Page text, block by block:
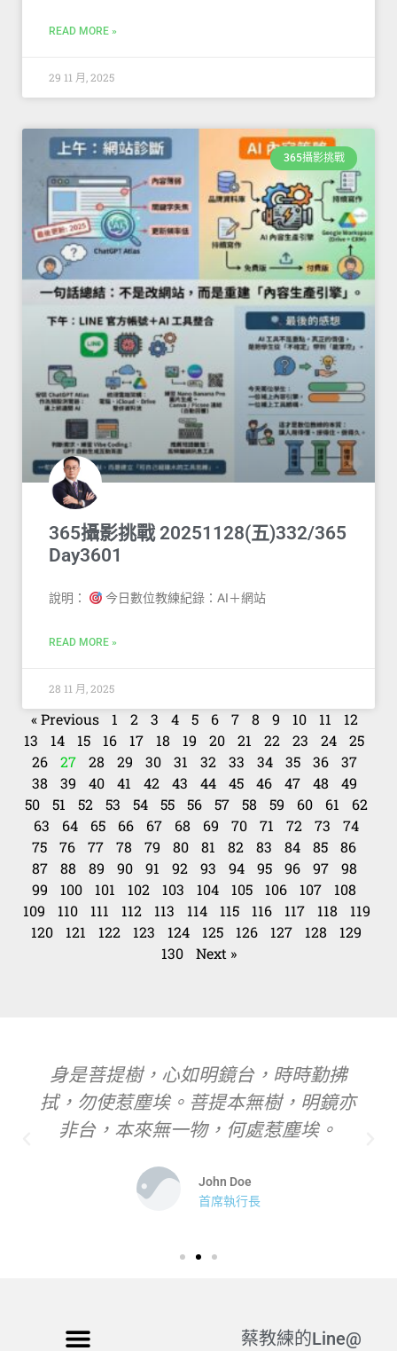
READ MORE »
29 11 月, 2025
365攝影挑戰
365攝影挑戰 20251128(五)332/365
Day3601
說明： 今日數位教練紀錄：AI＋網站
READ MORE »
28 11 月, 2025
« Previous 1 2 3 4 5 6 7 8 9 10 11
12
13
14 15 16 17 18 19 20 21 22 23 24
25
26
27 28 29 30 31 32 33 34 35 36
37
38
39 40 41 42 43 44 45 46 47 48
49
50
51 52 53 54 55 56 57 58 59 60 61
62
63
64 65 66 67 68 69 70 71 72 73
74
75
76 77 78 79 80 81 82 83 84 85
86
87
88 89 90 91 92 93 94 95 96 97
98
99
100 101 102 103 104 105 106 107
108
109
110 111 112 113 114 115 116 117 118
119
120
121 122 123 124 125 126 127 128
129
130
Next »
身是菩提樹，心如明鏡台，時時勤拂
拭，勿使惹塵埃。菩提本無樹，明鏡亦
非台，本來無一物，何處惹塵埃。
John Doe
首席執行長
蔡教練的Line@